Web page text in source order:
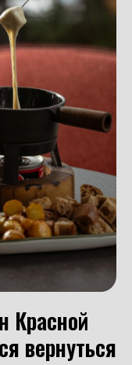
Красной
вернуться